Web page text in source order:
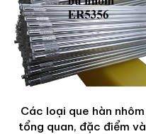
Các loại que hàn nhôm
tổng quan, đặc điểm và